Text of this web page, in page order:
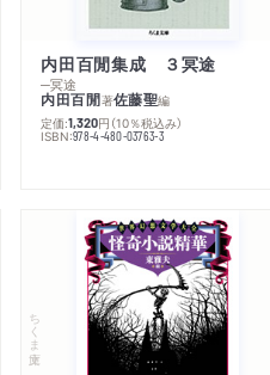
内田百閒集成 ３冥途
─冥途
内田百閒著佐藤聖編
定価:1,320円 （10％税込み）
ISBN:978-4-480-03763-3
ちくま文庫